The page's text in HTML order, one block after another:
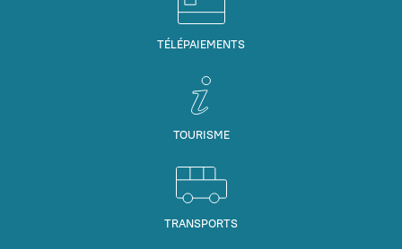
TÉLÉPAIEMENTS
TOURISME
TRANSPORTS